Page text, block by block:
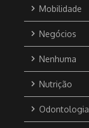
Mobilidade
Negócios
Nenhuma
Nutrição
Odontologia